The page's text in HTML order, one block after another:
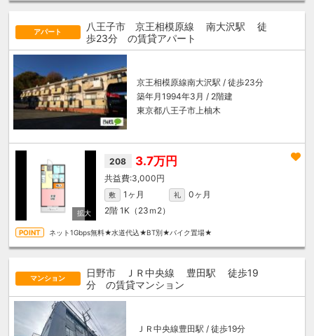
アパート 八王子市 京王相模原線 南大沢駅
徒
歩23分 の賃貸アパート
京王相模原線南大沢駅 / 徒歩23分
築年月1994年3月 / 2階建
東京都八王子市上柚木
208 3.7万円
3,000円
敷 1ヶ月 礼
0ヶ月
2階 1K（23ｍ 2）
ネット1Gbps無料★水道代込★BT別★バイク置場★
マンション 日野市 ＪＲ中央線 豊田駅
徒歩19
分 の賃貸マンション
ＪＲ中央線豊田駅 / 徒歩19分